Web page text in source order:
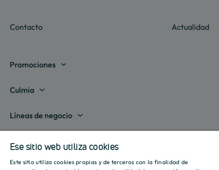
Contacto Actualidad
Promociones
Valencia
Sevilla
Culmia
Sobre nosotros
Destino Culmia
Sala de prensa
Líneas de negocio
Culmia es noticia
Recursos
Ese sitio web utiliza cookies
Este sitio utiliza cookies propias y de terceros con la finalidad de